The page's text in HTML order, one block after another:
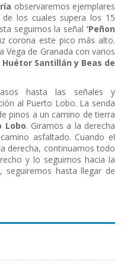
observaremos ejemplares
los cuales supera los 15
seguimos la señal ‘Peñon
corona este pico más alto.
Vega de Granada con varios
Santillán y Beas de
hasta las señales y
al Puerto Lobo. La senda
pinos a un camino de tierra
Lobo. Giramos a la derecha
asfaltado. Cuando el
derecha, continuamos todo
y lo seguimos hacia la
seguiremos hasta llegar de